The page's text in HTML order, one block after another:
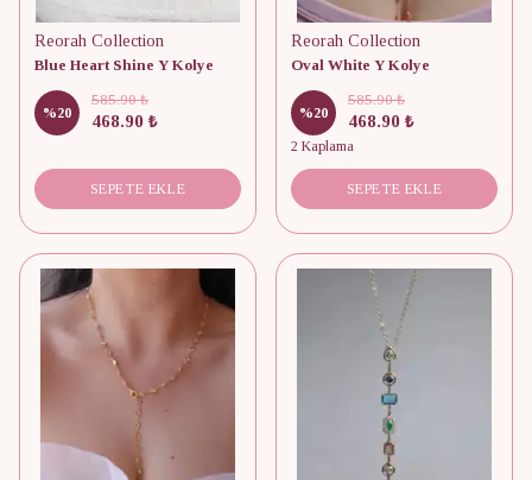
Reorah Collection
Blue Heart Shine Y Kolye
%20
585.90 ₺
468.90 ₺
SEPETE EKLE
Reorah Collection
Oval White Y Kolye
%20
585.90 ₺
468.90 ₺
2 Kaplama
SEPETE EKLE